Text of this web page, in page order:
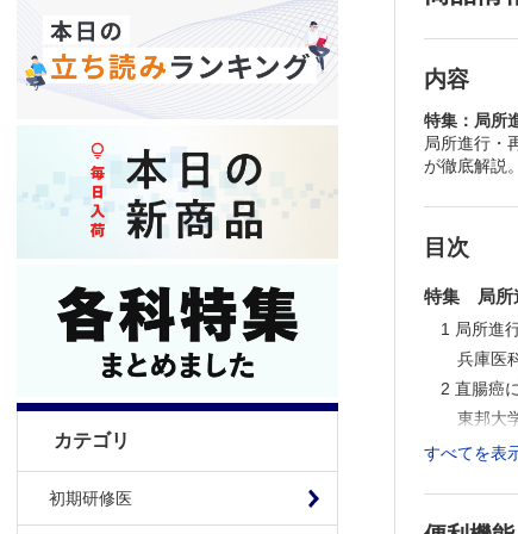
カテゴリ
初期研修医
内容
特集：局所
局所進行・
が徹底解説
目次
特集 局所
1 局所進
兵庫医
2 直腸癌
東邦大
3 大腸癌
すべてを表